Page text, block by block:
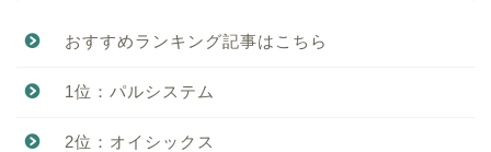
おすすめランキング記事はこちら
1位：パルシステム
2位：オイシックス